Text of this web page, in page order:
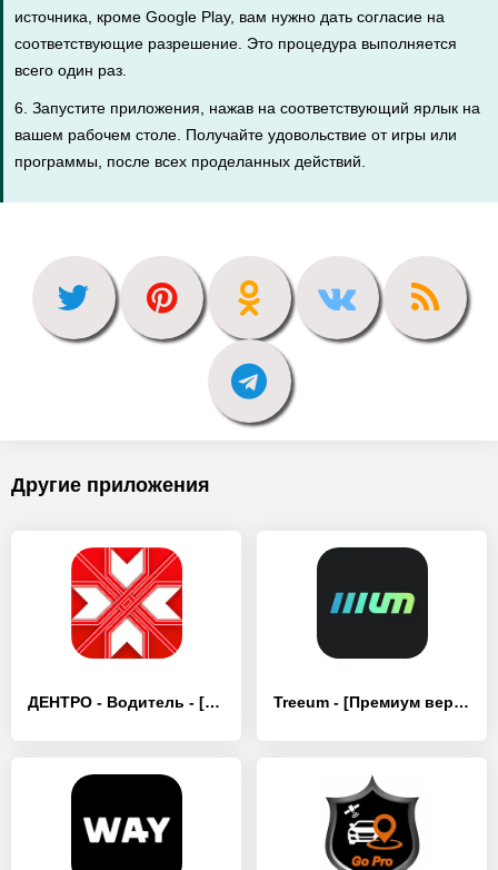
источника, кроме Google Play, вам нужно дать согласие на
соответствующие разрешение. Это процедура выполняется
всего один раз.
6. Запустите приложения, нажав на соответствующий ярлык на
вашем рабочем столе. Получайте удовольствие от игры или
программы, после всех проделанных действий.
Другие приложения
ДЕНТРО - Водитель - [Без рекламы] Treeum - [Премиум версия]